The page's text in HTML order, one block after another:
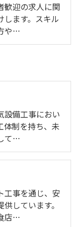
歓迎の求人に関
します。スキル
や…
設備工事におい
体制を持ち、未
て…
工事を通じ、安
しています。
店…